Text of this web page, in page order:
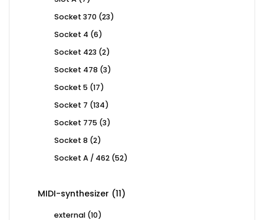
Socket 370 2323
Socket 4 66
Socket 423 22
Socket 478 33
Socket 5 1717
Socket 7 134134
Socket 775 33
Socket 8 22
Socket A / 462 5252
MIDI-synthesizer 1111
external 1010